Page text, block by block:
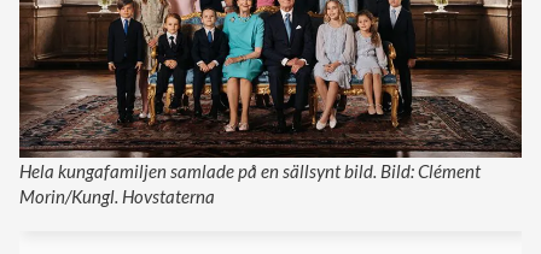
Hela kungafamiljen samlade på en sällsynt bild. Bild: Clément
Morin/Kungl. Hovstaterna